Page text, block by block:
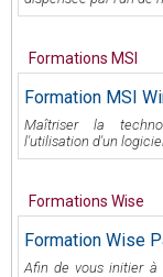
Formations MSI
Formation MSI
Maîtriser la
l'utilisation d'un
Formations Wise
Formation Wise
Afin de vous initier à